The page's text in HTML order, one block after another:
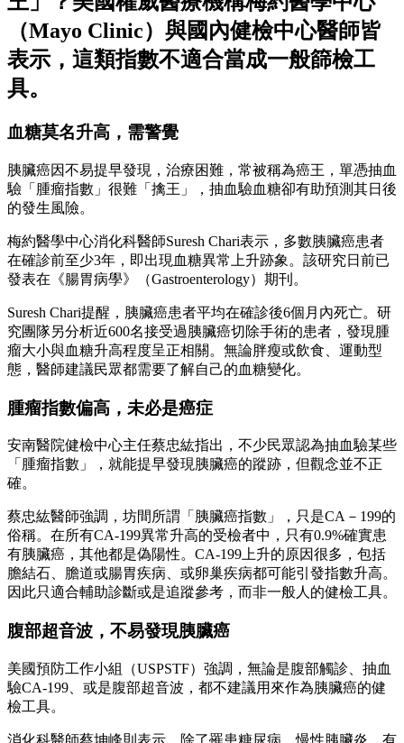
（Mayo Clinic）與國內健檢中心醫師皆
表示，這類指數不適合當成一般篩檢工
具。
血糖莫名升高，需警覺
胰臟癌因不易提早發現，治療困難，常被稱為癌王，單憑抽血
驗「腫瘤指數」很難「擒王」，抽血驗血糖卻有助預測其日後
的發生風險。
梅約醫學中心消化科醫師Suresh Chari表示，多數胰臟癌患者
在確診前至少3年，即出現血糖異常上升跡象。該研究日前已
發表在《腸胃病學》（Gastroenterology）期刊。
Suresh Chari提醒，胰臟癌患者平均在確診後6個月內死亡。研
究團隊另分析近600名接受過胰臟癌切除手術的患者，發現腫
瘤大小與血糖升高程度呈正相關。無論胖瘦或飲食、運動型
態，醫師建議民眾都需要了解自己的血糖變化。
腫瘤指數偏高，未必是癌症
安南醫院健檢中心主任蔡忠紘指出，不少民眾認為抽血驗某些
「腫瘤指數」，就能提早發現胰臟癌的蹤跡，但觀念並不正
確。
蔡忠紘醫師強調，坊間所謂「胰臟癌指數」，只是CA－199的
俗稱。在所有CA-199異常升高的受檢者中，只有0.9%確實患
有胰臟癌，其他都是偽陽性。CA-199上升的原因很多，包括
膽結石、膽道或腸胃疾病、或卵巢疾病都可能引發指數升高。
因此只適合輔助診斷或是追蹤參考，而非一般人的健檢工具。
腹部超音波，不易發現胰臟癌
美國預防工作小組（USPSTF）強調，無論是腹部觸診、抽血
驗CA-199、或是腹部超音波，都不建議用來作為胰臟癌的健
檢工具。
消化科醫師蔡坤峰則表示，除了罹患糖尿病、慢性胰臟炎、有